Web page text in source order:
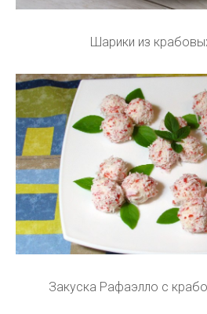
Шарики из
Закуска Рафаэлло с